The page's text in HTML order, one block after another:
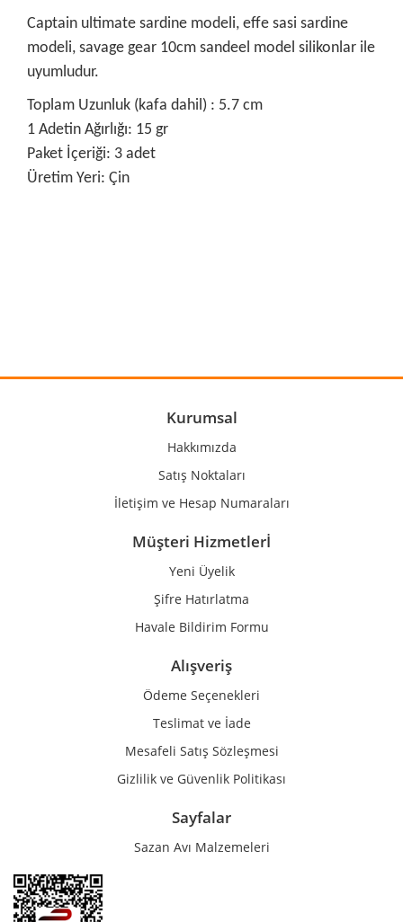
Captain ultimate sardine modeli, effe sasi sardine
modeli, savage gear 10cm sandeel model silikonlar ile
uyumludur.
Toplam Uzunluk (kafa dahil) : 5.7 cm
1 Adetin Ağırlığı: 15 gr
Paket İçeriği: 3 adet
Üretim Yeri: Çin
Ürün açıklamasında eksik bilgiler bulunuyor.
Ürün bilgilerinde hatalar bulunuyor.
Gönder
Kurumsal
Hakkımızda
Satış Noktaları
İletişim ve Hesap Numaraları
Müşteri Hizmetlerİ
Yeni Üyelik
Şifre Hatırlatma
Havale Bildirim Formu
Alışveriş
Ödeme Seçenekleri
Teslimat ve İade
Mesafeli Satış Sözleşmesi
Gizlilik ve Güvenlik Politikası
Sayfalar
Sazan Avı Malzemeleri